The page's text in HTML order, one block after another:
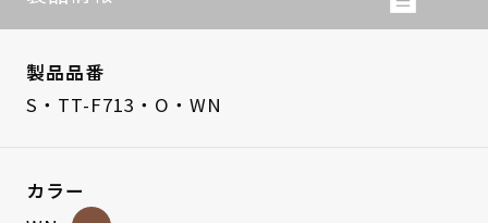
製品品番
S・TT-F713・O・WN
カラー